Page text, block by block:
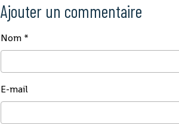
Ajouter un commentaire
Nom
E-mail